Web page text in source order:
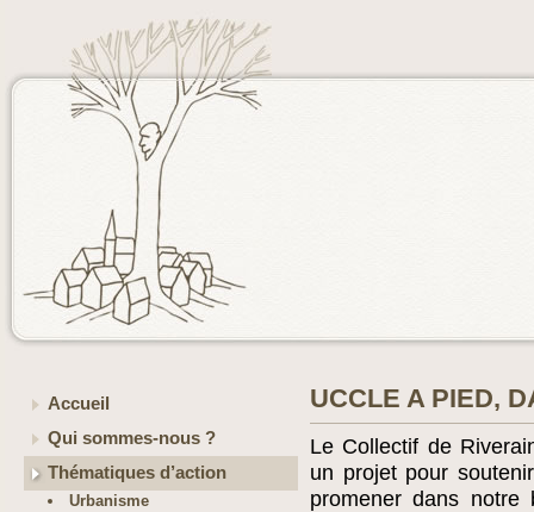
Accueil
Qui sommes-nous ?
Thématiques d’action
Urbanisme
UCCLE A PIED,
Le Collectif de
un projet pour
promener dans